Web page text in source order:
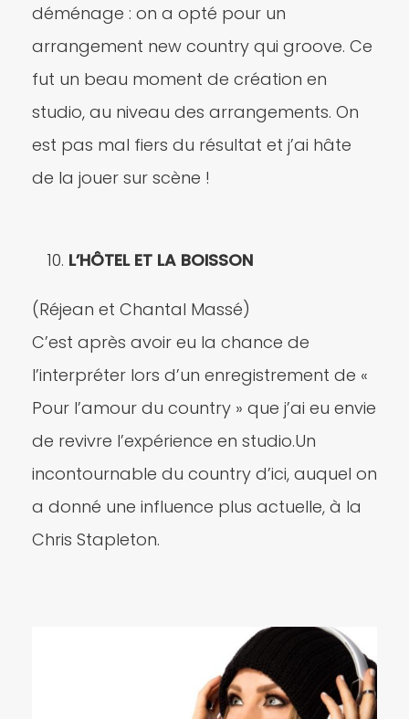
déménage : on a opté pour un
arrangement new country qui groove. Ce
fut un beau moment de création en
studio, au niveau des arrangements. On
est pas mal fiers du résultat et j’ai hâte
de la jouer sur scène !
L’HÔTEL ET LA BOISSON
(Réjean et Chantal Massé)
C’est après avoir eu la chance de
l’interpréter lors d’un enregistrement de «
Pour l’amour du country » que j’ai eu envie
de revivre l’expérience en studio.Un
incontournable du country d’ici, auquel on
a donné une influence plus actuelle, à la
Chris Stapleton.